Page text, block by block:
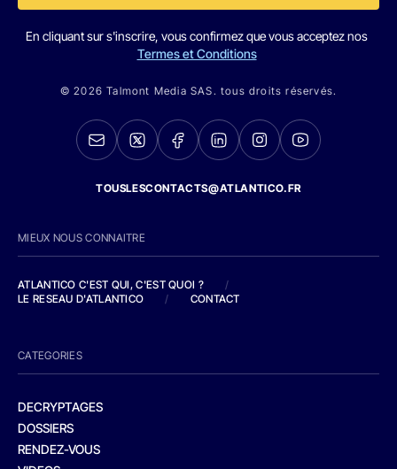
En cliquant sur s'inscrire, vous confirmez que vous acceptez nos
Termes et Conditions
© 2026 Talmont Media SAS. tous droits réservés.
TOUSLESCONTACTS@ATLANTICO.FR
MIEUX NOUS CONNAITRE
ATLANTICO C'EST QUI, C'EST QUOI ?
/
LE RESEAU D'ATLANTICO
/ CONTACT
CATEGORIES
DECRYPTAGES
DOSSIERS
RENDEZ-VOUS